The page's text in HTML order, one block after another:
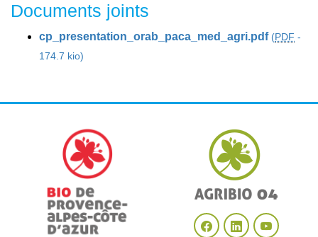
Documents joints
cp_presentation_orab_paca_med_agri.pdf (PDF -
174.7 kio)